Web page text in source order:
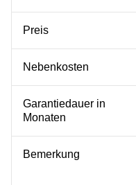
Preis
Nebenkosten
Garantiedauer in
Monaten
Bemerkung